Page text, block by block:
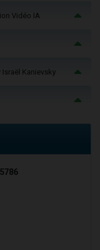
Vidéo IA
Israël Kanievsky